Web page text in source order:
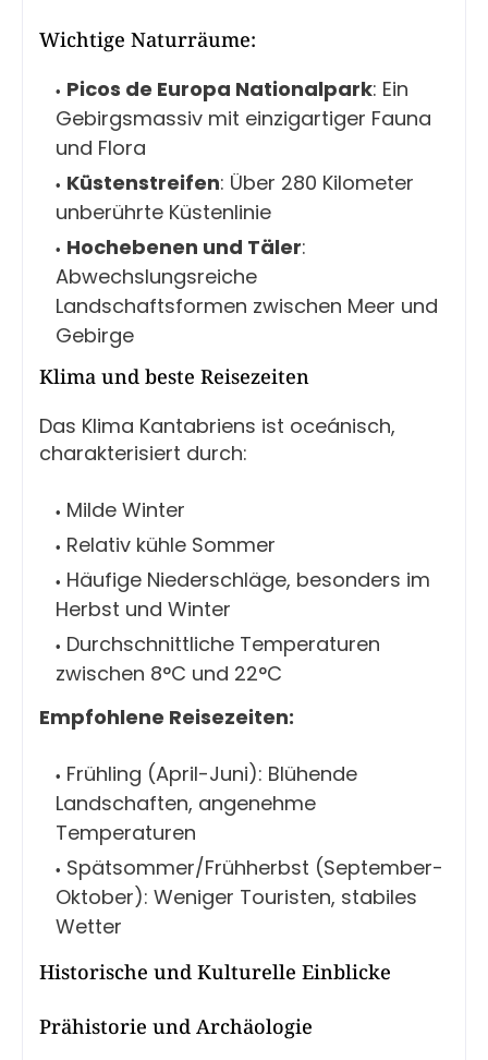
Wichtige Naturräume:
Picos de Europa Nationalpark: Ein
Gebirgsmassiv mit einzigartiger Fauna
und Flora
Küstenstreifen: Über 280 Kilometer
unberührte Küstenlinie
Hochebenen und Täler:
Abwechslungsreiche
Landschaftsformen zwischen Meer und
Gebirge
Klima und beste Reisezeiten
Das Klima Kantabriens ist oceánisch,
charakterisiert durch:
Milde Winter
Relativ kühle Sommer
Häufige Niederschläge, besonders im
Herbst und Winter
Durchschnittliche Temperaturen
zwischen 8°C und 22°C
Empfohlene Reisezeiten:
Frühling (April-Juni): Blühende
Landschaften, angenehme
Temperaturen
Spätsommer/Frühherbst (September-
Oktober): Weniger Touristen, stabiles
Wetter
Historische und Kulturelle Einblicke
Prähistorie und Archäologie